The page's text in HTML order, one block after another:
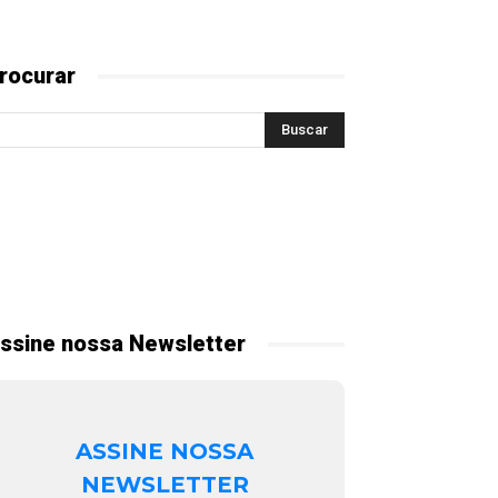
nossa Newsletter
ASSINE NOSSA
NEWSLETTER